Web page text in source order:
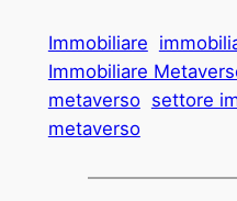
Immobiliare
Immobiliare
metaverso settore
metaverso